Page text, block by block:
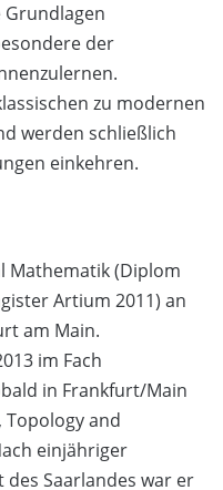
der
zu modernen
werden schließlich
einkehren.
Mathematik (Diplom
Artium 2011) an
am Main.
im Fach
in Frankfurt/Main
Topology and
einjähriger
Saarlandes war er